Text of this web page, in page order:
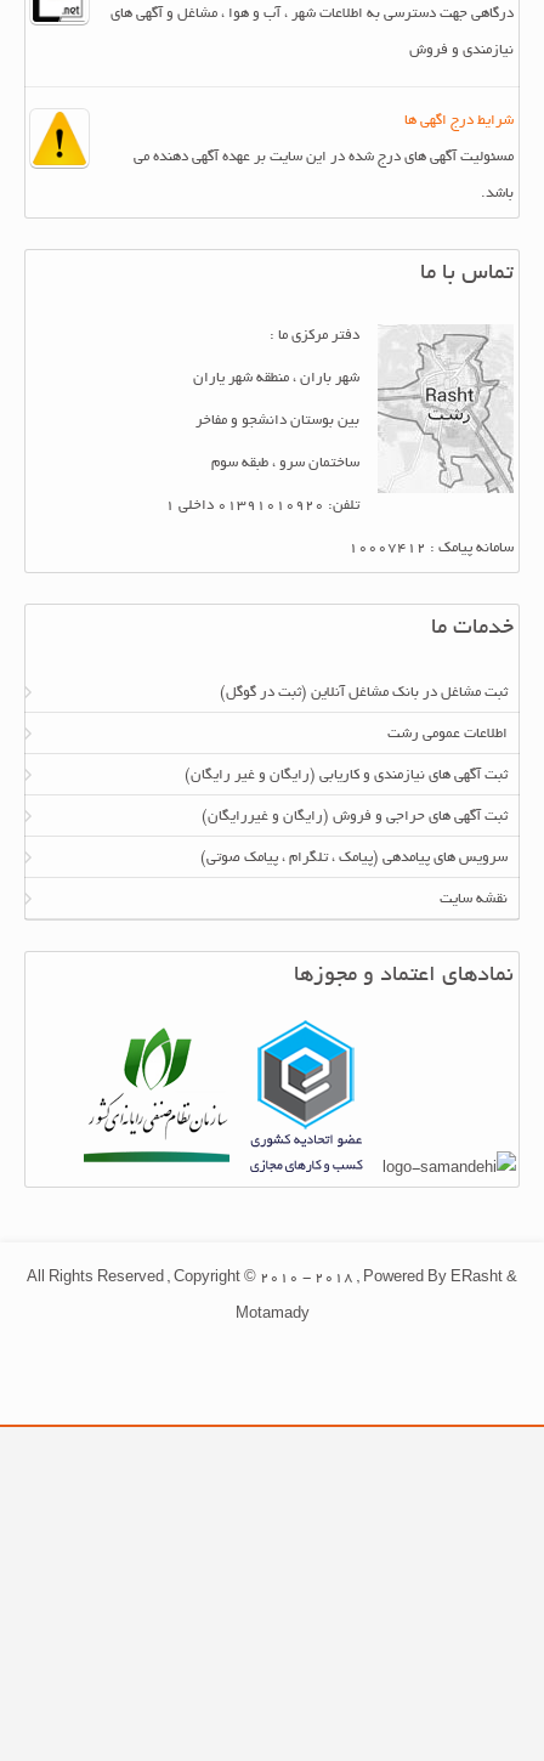
درگاهی جهت دسترسی به اطلاعات شهر ، آب و هوا ، مشاغل و آگهی های
نیازمندی و فروش
شرایط درج اگهی ها
مسئولیت آگهی های درج شده در این سایت بر عهده آگهی دهنده می
باشد.
تماس با ما
دفتر مرکزی ما :
شهر باران ، منطقه شهر یاران
بین بوستان دانشجو و مفاخر
ساختمان سرو ، طبقه سوم
تلفن: 01391010920 داخلی 1
سامانه پیامک : 10007412
خدمات ما
ثبت مشاغل در بانک مشاغل آنلاین (ثبت در گوگل)
اطلاعات عمومی رشت
ثبت آگهی های نیازمندی و کاریابی (رایگان و غیر رایگان)
ثبت آگهی های حراجی و فروش (رایگان و غیررایگان)
سرویس های پیامدهی (پیامک ، تلگرام ، پیامک صوتی)
نقشه سایت
نمادهای اعتماد و مجوزها
All Rights Reserved , Copyright © 2010 - 2018 , Powered By ERasht &
Motamady